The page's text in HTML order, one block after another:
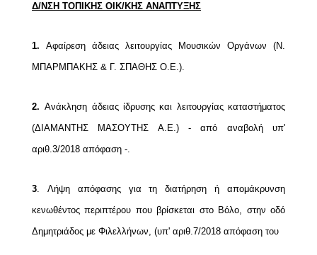
Δ/ΝΣΗ ΤΟΠΙΚΗΣ ΟΙΚ/ΚΗΣ ΑΝΑΠΤΥΞΗΣ
1.
Αφαίρεση άδειας λειτουργίας Μουσικών Οργάνων (Ν.
ΜΠΑΡΜΠΑΚΗΣ & Γ. ΣΠΑΘΗΣ Ο.Ε.).
2. Ανάκληση άδειας ίδρυσης και λειτουργίας καταστήματος
(ΔΙΑΜΑΝΤΗΣ ΜΑΣΟΥΤΗΣ Α.Ε.) -από αναβολή υπ'
αριθ.3/2018 απόφαση -.
3. Λήψη απόφασης για τη διατήρηση ή απομάκρυνση
κενωθέντος περιπτέρου που βρίσκεται στο Βόλο, στην οδό
Δημητριάδος με Φιλελλήνων, (υπ' αριθ.7/2018 απόφαση του